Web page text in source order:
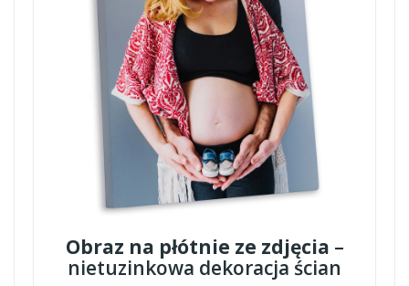
Obraz na płótnie ze zdjęcia –
nietuzinkowa dekoracja ścian